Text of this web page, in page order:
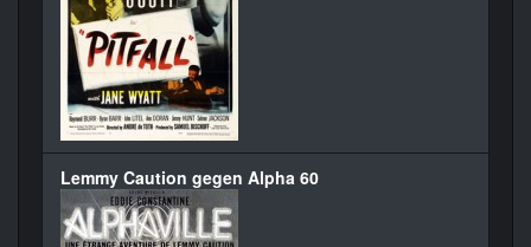
Lemmy Caution gegen Alpha 60